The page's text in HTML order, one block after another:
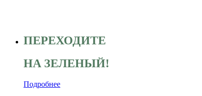
ПЕРЕХОДИТЕ
НА ЗЕЛЕНЫЙ!
Подробнее